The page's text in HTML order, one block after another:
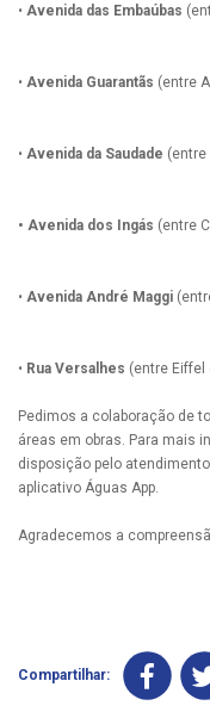
• Avenida das Embaúbas
• Avenida Guarantãs (entre
• Avenida da Saudade (entre
• Avenida dos Ingás (entre
• Avenida André Maggi
• Rua Versalhes (entre Eiffel
Pedimos a colaboração de
áreas em obras. Para mais
disposição pelo
aplicativo Águas App.
Agradecemos a
Compartilhar: